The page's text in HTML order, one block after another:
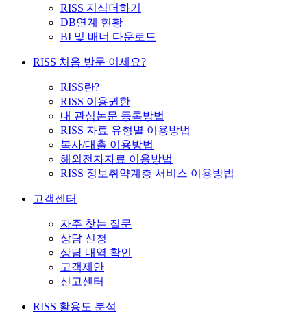
RISS 지식더하기
DB연계 현황
BI 및 배너 다운로드
RISS 처음 방문 이세요?
RISS란?
RISS 이용권한
내 관심논문 등록방법
RISS 자료 유형별 이용방법
복사/대출 이용방법
해외전자자료 이용방법
RISS 정보취약계층 서비스 이용방법
고객센터
자주 찾는 질문
상담 신청
상담 내역 확인
고객제안
신고센터
RISS 활용도 분석